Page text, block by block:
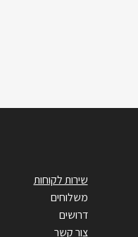
שירות לקוחות
משלוחים
דרושים
צור קשר